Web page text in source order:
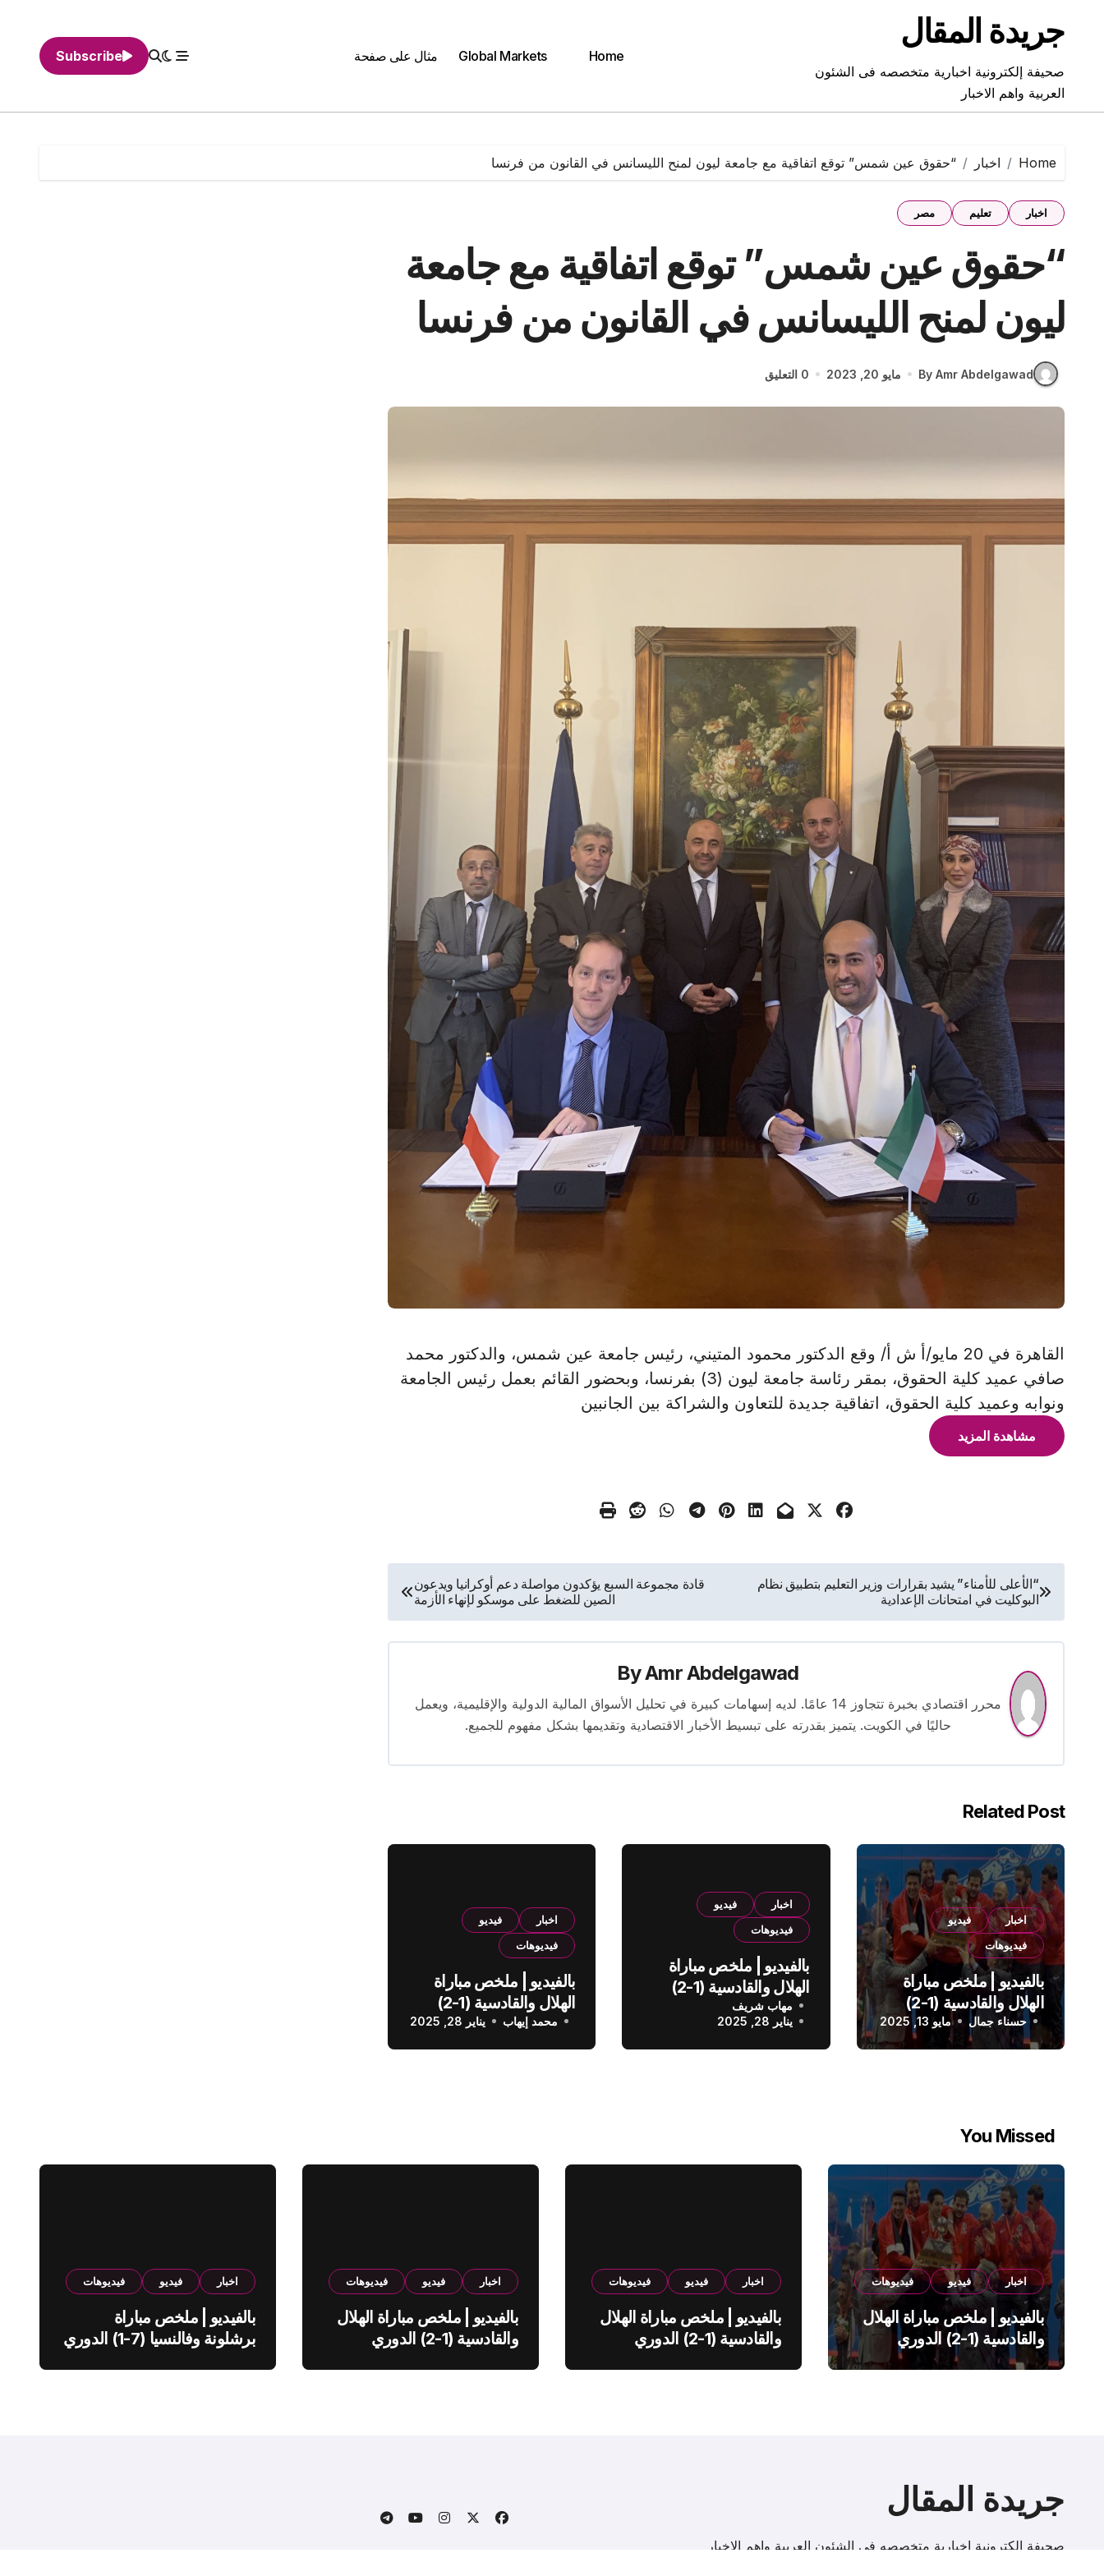
contentجريدة المقال
صحيفة إلكترونية اخبارية متخصصه فى الشئون
العربية واهم الاخبار
Home
Global Markets مثال على صفحة Subscribe
Home اخبار “حقوق عين شمس” توقع اتفاقية مع جامعة ليون لمنح الليسانس في القانون من فرنسا
اخبار تعليم مصر
“حقوق عين شمس” توقع اتفاقية مع جامعة
ليون لمنح الليسانس في القانون من فرنسا
By Amr Abdelgawad مايو 20, 2023 0 التعليق
القاهرة في 20 مايو/أ ش أ/ وقع الدكتور محمود المتيني، رئيس جامعة عين شمس، والدكتور محمد
صافي عميد كلية الحقوق، بمقر رئاسة جامعة ليون (3) بفرنسا، وبحضور القائم بعمل رئيس الجامعة
ونوابه وعميد كلية الحقوق، اتفاقية جديدة للتعاون والشراكة بين الجانبين
مشاهدة المزيد
تصفّح
المقالات
“الأعلى للأمناء” يشيد بقرارات وزير التعليم بتطبيق نظام
البوكليت في امتحانات الإعدادية
قادة مجموعة السبع يؤكدون مواصلة دعم أوكرانيا ويدعون
الصين للضغط على موسكو لإنهاء الأزمة
ByAmr Abdelgawad
محرر اقتصادي بخبرة تتجاوز 14 عامًا. لديه إسهامات كبيرة في تحليل الأسواق المالية الدولية والإقليمية، ويعمل
حاليًا في الكويت. يتميز بقدرته على تبسيط الأخبار الاقتصادية وتقديمها بشكل مفهوم للجميع.
Related Post
اخبار
فيديو
فيديوهات
بالفيديو | ملخص مباراة
الهلال والقادسية (1-2)
الدوري السعودي
حسناء جمال مايو 13, 2025
اخبار
فيديو
فيديوهات
بالفيديو | ملخص مباراة
الهلال والقادسية (1-2)
الدوري السعودي
مهاب شريف
يناير 28, 2025
اخبار
فيديو
فيديوهات
بالفيديو | ملخص مباراة
الهلال والقادسية (1-2)
الدوري السعودي
محمد إيهاب يناير 28, 2025
You Missed
اخبار فيديو فيديوهات
بالفيديو | ملخص مباراة الهلال
والقادسية (1-2) الدوري
السعودي
اخبار فيديو فيديوهات
بالفيديو | ملخص مباراة الهلال
والقادسية (1-2) الدوري
اخبار فيديو فيديوهات
بالفيديو | ملخص مباراة الهلال
والقادسية (1-2) الدوري
اخبار فيديو فيديوهات
بالفيديو | ملخص مباراة
برشلونة وفالنسيا (7-1) الدوري
جريدة المقال
صحيفة إلكترونية اخبارية متخصصه فى الشئون العربية واهم الاخبار